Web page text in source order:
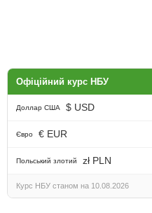
Офіційний курс НБУ
Доллар США $ USD
Євро € EUR
Польський злотий zł PLN
Курс НБУ станом на 10.08.2026